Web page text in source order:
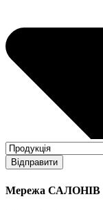
Відправити
Мережа САЛОНІВ